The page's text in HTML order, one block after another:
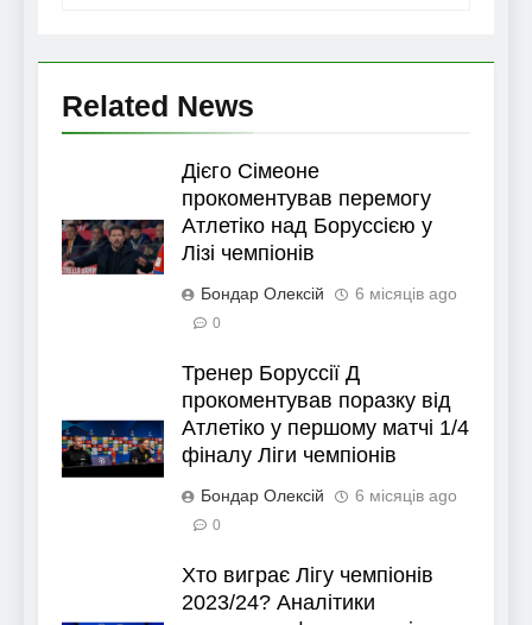
Related News
Дієго Сімеоне
прокоментував перемогу
Атлетіко над Боруссією у
Лізі чемпіонів
Бондар Олексій 6 місяців ago
0
Тренер Боруссії Д
прокоментував поразку від
Атлетіко у першому матчі 1/4
фіналу Ліги чемпіонів
Бондар Олексій 6 місяців ago
0
Хто виграє Лігу чемпіонів
2023/24? Аналітики